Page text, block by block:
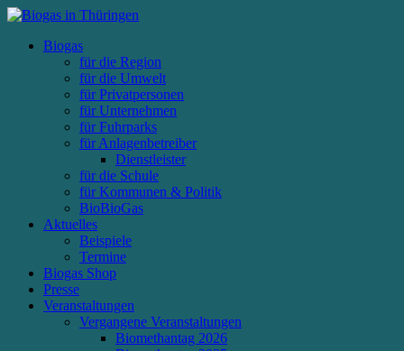
Biogas
für die Region
für die Umwelt
für Privatpersonen
für Unternehmen
für Fuhrparks
für Anlagenbetreiber
Dienstleister
für die Schule
für Kommunen & Politik
BioBioGas
Aktuelles
Beispiele
Termine
Biogas Shop
Presse
Veranstaltungen
Vergangene Veranstaltungen
Biomethantag 2026